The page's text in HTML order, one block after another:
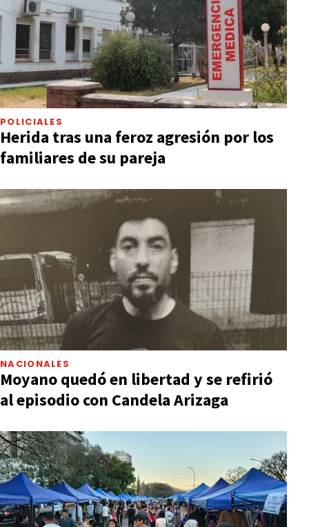
POLICIALES
Herida tras una feroz agresión por los
familiares de su pareja
NACIONALES
Moyano quedó en libertad y se refirió
al episodio con Candela Arizaga